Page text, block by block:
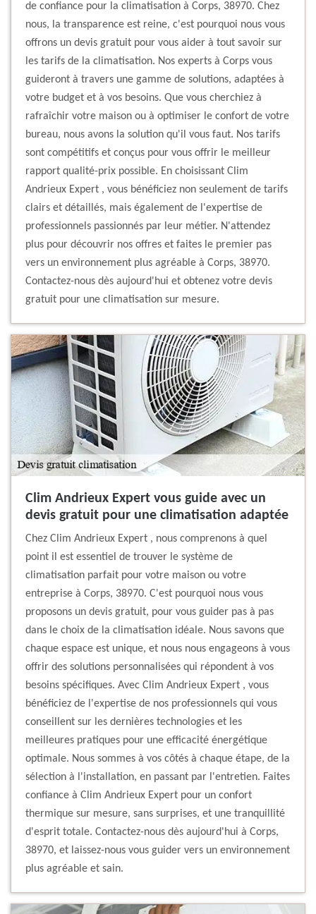
de confiance pour la climatisation à Corps, 38970. Chez
nous, la transparence est reine, c'est pourquoi nous vous
offrons un devis gratuit pour vous aider à tout savoir sur
les tarifs de la climatisation. Nos experts à Corps vous
guideront à travers une gamme de solutions, adaptées à
votre budget et à vos besoins. Que vous cherchiez à
rafraîchir votre maison ou à optimiser le confort de votre
bureau, nous avons la solution qu'il vous faut. Nos tarifs
sont compétitifs et conçus pour vous offrir le meilleur
rapport qualité-prix possible. En choisissant Clim
Andrieux Expert , vous bénéficiez non seulement de tarifs
clairs et détaillés, mais également de l'expertise de
professionnels passionnés par leur métier. N'attendez
plus pour découvrir nos offres et faites le premier pas
vers un environnement plus agréable à Corps, 38970.
Contactez-nous dès aujourd'hui et obtenez votre devis
gratuit pour une climatisation sur mesure.
Clim Andrieux Expert vous guide avec un
devis gratuit pour une climatisation adaptée
Chez Clim Andrieux Expert , nous comprenons à quel
point il est essentiel de trouver le système de
climatisation parfait pour votre maison ou votre
entreprise à Corps, 38970. C'est pourquoi nous vous
proposons un devis gratuit, pour vous guider pas à pas
dans le choix de la climatisation idéale. Nous savons que
chaque espace est unique, et nous nous engageons à vous
offrir des solutions personnalisées qui répondent à vos
besoins spécifiques. Avec Clim Andrieux Expert , vous
bénéficiez de l'expertise de nos professionnels qui vous
conseillent sur les dernières technologies et les
meilleures pratiques pour une efficacité énergétique
optimale. Nous sommes à vos côtés à chaque étape, de la
sélection à l'installation, en passant par l'entretien. Faites
confiance à Clim Andrieux Expert pour un confort
thermique sur mesure, sans surprises, et une tranquillité
d'esprit totale. Contactez-nous dès aujourd'hui à Corps,
38970, et laissez-nous vous guider vers un environnement
plus agréable et sain.